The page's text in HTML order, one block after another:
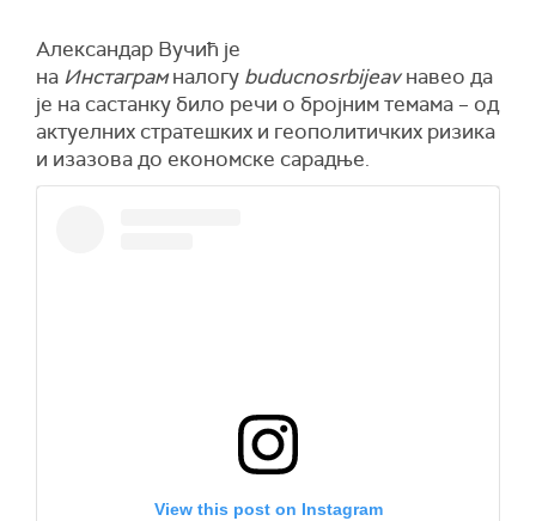
Александар Вучић је
на Инстаграмналогу buducnosrbijeavнавео да
је на састанку било речи о бројним темама – од
актуелних стратешких и геополитичких ризика
и изазова до економске сарадње.
View this post on Instagram